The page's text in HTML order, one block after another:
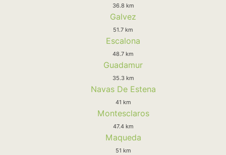
36.8 km
Galvez
51.7 km
Escalona
48.7 km
Guadamur
35.3 km
Navas De Estena
41 km
Montesclaros
47.4 km
Maqueda
51 km